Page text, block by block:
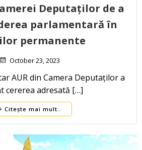
Deputaților de a
parlamentară în
permanente
October 23, 2023
AUR din Camera Deputaților a
cererea adresată […]
Citește mai mult..